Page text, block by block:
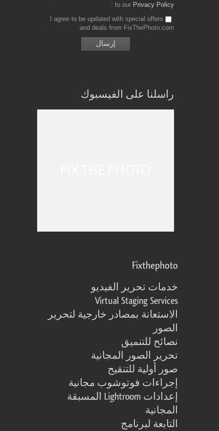
to our Privacy Policy
I agree to be updated with special offers
and deals from FixThePhoto.com
راسلنا على الفيسبوك
Fixthephoto
خدمات تحرير الفيديو
Virtual Staging Services
الاستعانة بمصادر خارجية لتحرير
الصور
نصائح للتنميق
تحرير الصور المجانية
صور أولية للتنقيح
إجراءات فوتوشوب مجانية
إعدادات Lightroom المسبقة
المجانية
التابعة لبرنامج